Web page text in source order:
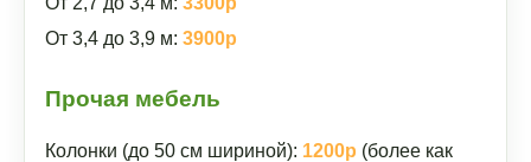
От 3,4 до 3,9 м: 3900р
Прочая мебель
Колонки (до 50 см шириной): 1200р (более как